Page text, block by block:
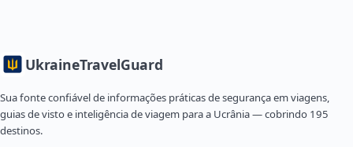
UkraineTravelGuard
Sua fonte confiável de informações práticas de segurança em viagens,
guias de visto e inteligência de viagem para a Ucrânia — cobrindo 195
destinos.